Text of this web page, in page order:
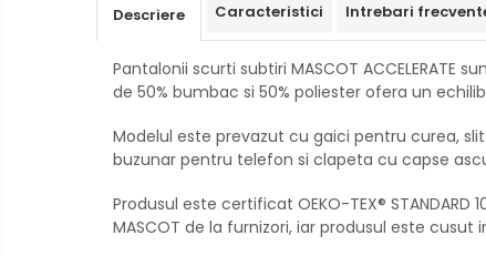
Textmarkere
Markere diverse
Rezerve instrumente scris
Tavite documente si suporturi
Ascutitori, radiere, agrafe
Foarfece pentru birou
Descriere Caracteristici Intrebari
Pantalonii scurti subtiri MASCOT
de 50% bumbac si 50% poliester ofera un
Modelul este prevazut cu gaici pentru curea,
buzunar pentru telefon si clapeta cu capse
Produsul este certificat OEKO-TEX®
MASCOT de la furnizori, iar produsul este